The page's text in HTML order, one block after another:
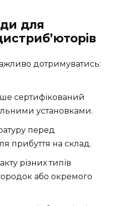
для
дотримуватись:
сертифікований
установками.
перед
прибуття на склад.
різних типів
або окремого